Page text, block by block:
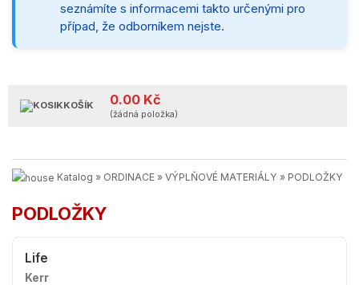
seznámíte s informacemi takto určenými pro
případ, že odborníkem nejste.
KOŠÍK 0.00 Kč
(žádná položka)
Katalog » ORDINACE » VÝPLŇOVÉ MATERIÁLY » PODLOŽKY
PODLOŽKY
Life
Kerr